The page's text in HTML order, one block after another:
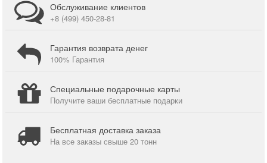
Обслуживание клиентов
+8 (499) 450-28-81
Гарантия возврата денег
100% Гарантия
Специальные подарочные карты
Получите ваши бесплатные подарки
Бесплатная доставка заказа
На все заказы свыше 20 тонн